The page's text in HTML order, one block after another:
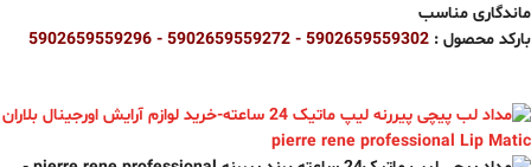
ماندگاری مناسب
بارکد محصول : 5902659559302 - 5902659559272 -
5902659559296